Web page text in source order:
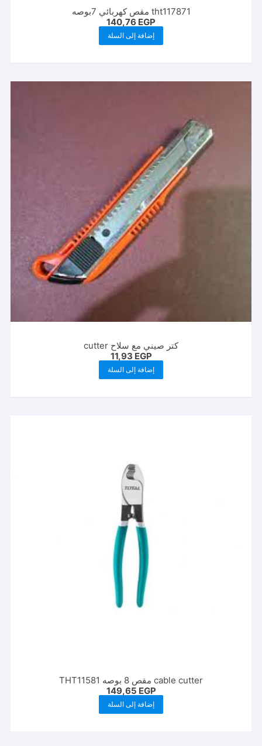
tht117871 مقص كهربائي 7بوصه
140,76 EGP
إضافة إلى السلة
كتر صيني مع سلاح cutter
11,93 EGP
إضافة إلى السلة
cable cutter مقص 8 بوصه THT11581
149,65 EGP
إضافة إلى السلة